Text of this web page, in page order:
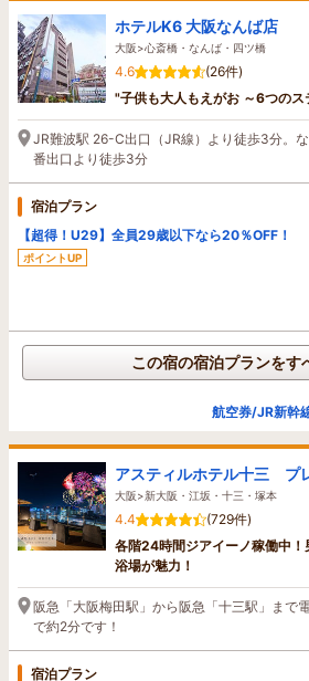
ホテルK6 大阪なんば店
大阪>心斎橋・なんば・四ツ橋
4.6
(26件)
"子供も大人もえがお ～6つのス
JR難波駅 26-C出口（JR線）より徒歩3分。
番出口より徒歩3分
宿泊プラン
【超得！U29】全員29歳以下なら20％OFF！
ポイントUP
この宿の宿泊プランをす
航空券/JR新幹
アスティルホテル十三 プ
大阪>新大阪・江坂・十三・塚本
4.4
(729件)
各階24時間ジアイーノ稼働中
浴場が魅力！
阪急「大阪梅田駅」から阪急「十三駅」まで
で約2分です！
宿泊プラン